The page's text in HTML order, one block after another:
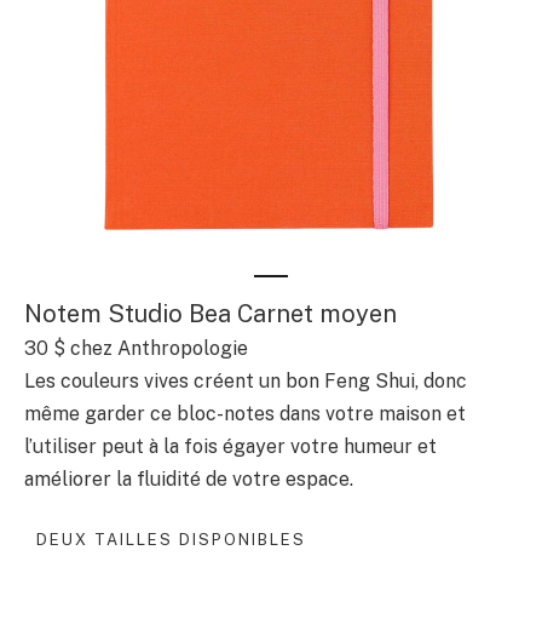
Notem Studio Bea Carnet moyen
30 $ chez Anthropologie
Les couleurs vives créent un bon Feng Shui, donc
même garder ce bloc-notes dans votre maison et
l’utiliser peut à la fois égayer votre humeur et
améliorer la fluidité de votre espace.
DEUX TAILLES DISPONIBLES